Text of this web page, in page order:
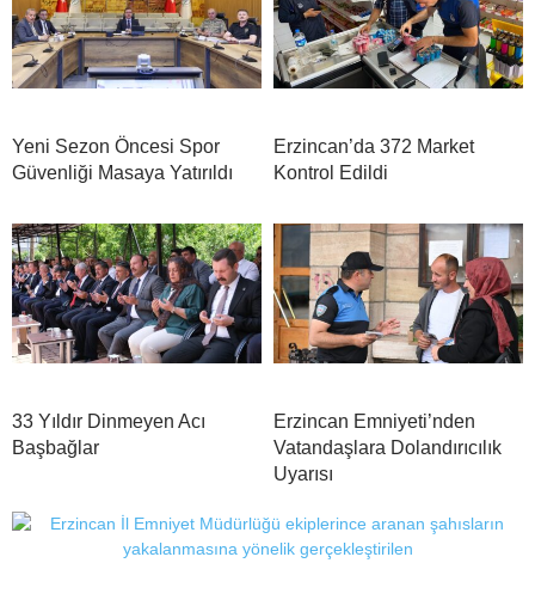
Yeni Sezon Öncesi Spor
Güvenliği Masaya Yatırıldı
Erzincan’da 372 Market
Kontrol Edildi
33 Yıldır Dinmeyen Acı
Başbağlar
Erzincan Emniyeti’nden
Vatandaşlara Dolandırıcılık
Uyarısı